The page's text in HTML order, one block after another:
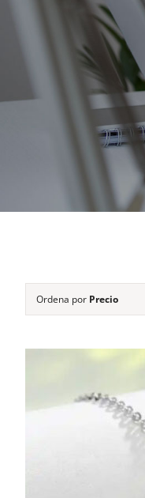
Ordena por Precio